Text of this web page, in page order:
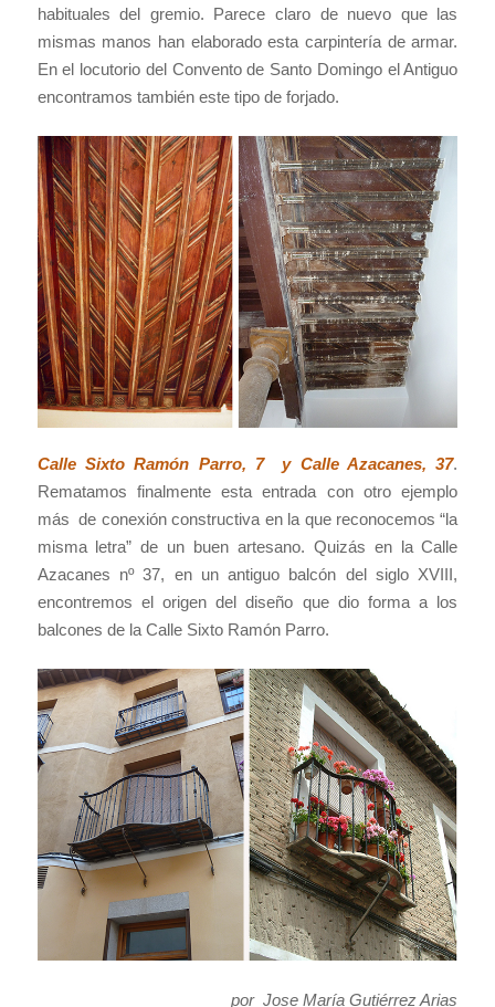
habituales del gremio. Parece claro de nuevo que las
mismas manos han elaborado esta carpintería de armar.
En el locutorio del Convento de Santo Domingo el Antiguo
encontramos también este tipo de forjado.
Calle Sixto Ramón Parro, 7 y Calle Azacanes, 37.
Rematamos finalmente esta entrada con otro ejemplo
más de conexión constructiva en la que reconocemos “la
misma letra” de un buen artesano. Quizás en la Calle
Azacanes nº 37, en un antiguo balcón del siglo XVIII,
encontremos el origen del diseño que dio forma a los
balcones de la Calle Sixto Ramón Parro.
por Jose María Gutiérrez Arias